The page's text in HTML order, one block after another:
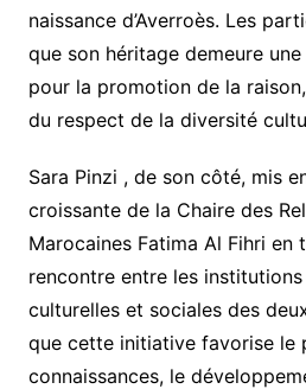
naissance d’Averroès. Les
que son héritage demeure
pour la promotion de la
du respect de la diversité
Sara Pinzi , de son côté, mis
croissante de la Chaire des
Marocaines Fatima Al Fihri en
rencontre entre les
culturelles et sociales des
que cette initiative favorise le
connaissances, le